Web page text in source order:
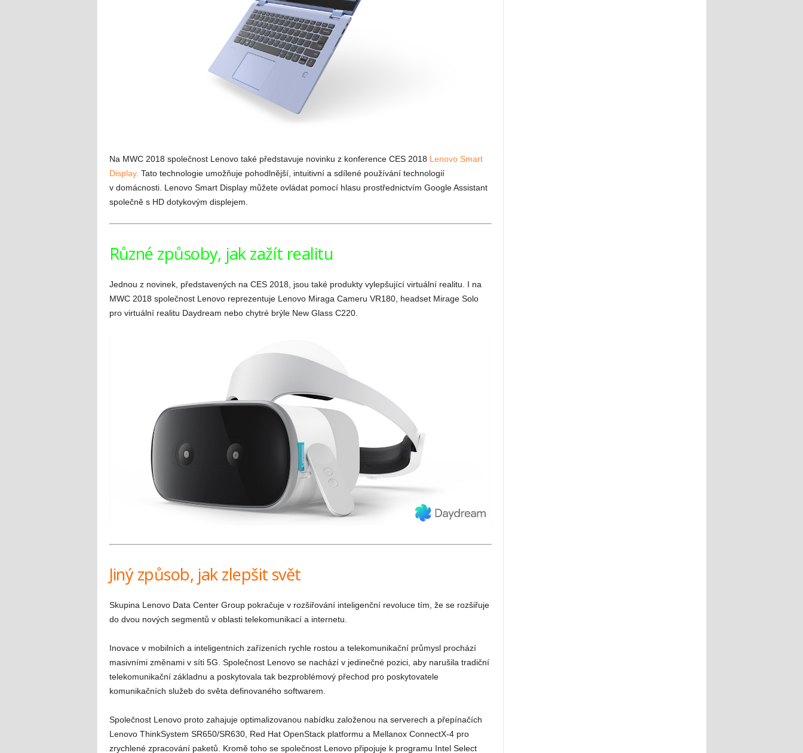
Na MWC 2018 společnost Lenovo také představuje novinku z konference CES 2018 Lenovo Smart
Display. Tato technologie umožňuje pohodlnější, intuitivní a sdílené používání technologií
v domácnosti. Lenovo Smart Display můžete ovládat pomocí hlasu prostřednictvím Google Assistant
společně s HD dotykovým displejem.
Různé způsoby, jak zažít realitu
Jednou z novinek, představených na CES 2018, jsou také produkty vylepšující virtuální realitu. I na
MWC 2018 společnost Lenovo reprezentuje Lenovo Miraga Cameru VR180, headset Mirage Solo
pro virtuální realitu Daydream nebo chytré brýle New Glass C220.
Jiný způsob, jak zlepšit svět
Skupina Lenovo Data Center Group pokračuje v rozšiřování inteligenční revoluce tím, že se rozšiřuje
do dvou nových segmentů v oblasti telekomunikací a internetu.
Inovace v mobilních a inteligentních zařízeních rychle rostou a telekomunikační průmysl prochází
masivními změnami v síti 5G. Společnost Lenovo se nachází v jedinečné pozici, aby narušila tradiční
telekomunikační základnu a poskytovala tak bezproblémový přechod pro poskytovatele
komunikačních služeb do světa definovaného softwarem.
Společnost Lenovo proto zahajuje optimalizovanou nabídku založenou na serverech a přepínačích
Lenovo ThinkSystem SR650/SR630, Red Hat OpenStack platformu a Mellanox ConnectX-4 pro
zrychlené zpracování paketů. Kromě toho se společnost Lenovo připojuje k programu Intel Select